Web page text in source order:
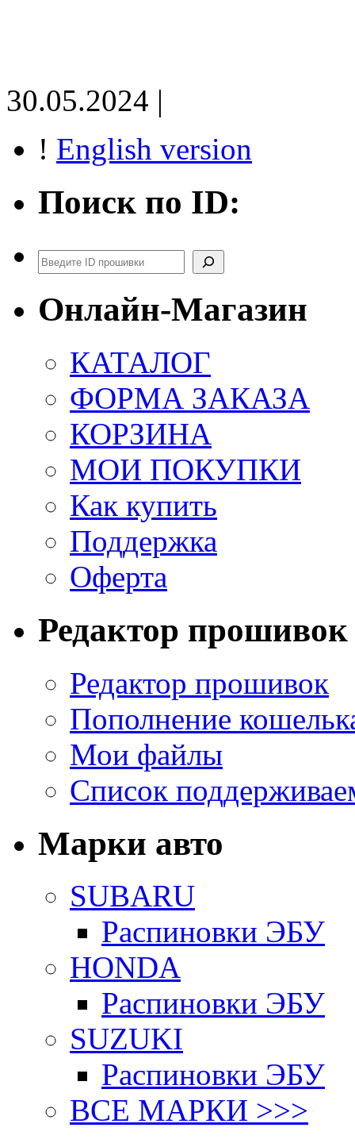
30.05.2024 |
! English version
Поиск по ID:
Поиск
Онлайн-Магазин
КАТАЛОГ
ФОРМА ЗАКАЗА
КОРЗИНА
МОИ ПОКУПКИ
Как купить
Поддержка
Оферта
Редактор прошивок
Редактор прошивок
Пополнение
Мои файлы
Список
Марки авто
SUBARU
Распиновки ЭБУ
HONDA
Распиновки ЭБУ
SUZUKI
Распиновки ЭБУ
ВСЕ МАРКИ >>>